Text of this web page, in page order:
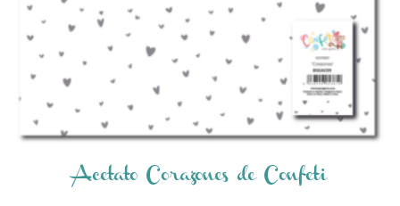
Acetato Corazones de Confeti